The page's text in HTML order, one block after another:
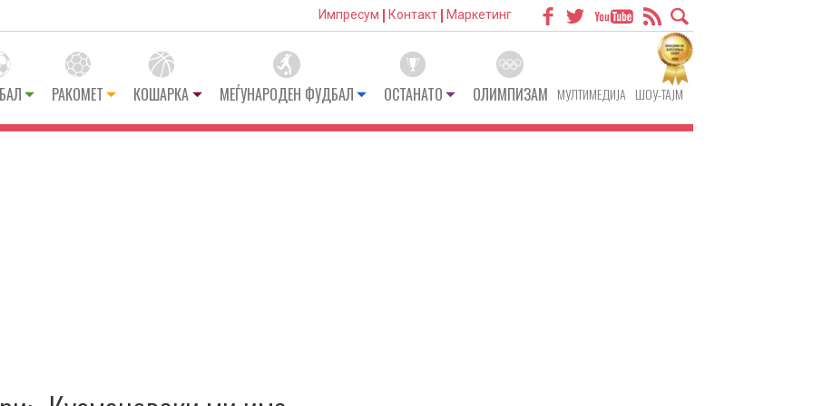
Импресум Контакт Маркетинг
РАКОМЕТ КОШАРКА МЕЃУНАРОДЕН ФУДБАЛ ОСТАНАТО ОЛИМПИЗАМ МУЛТИМЕДИЈА ШОУ-ТАЈМ